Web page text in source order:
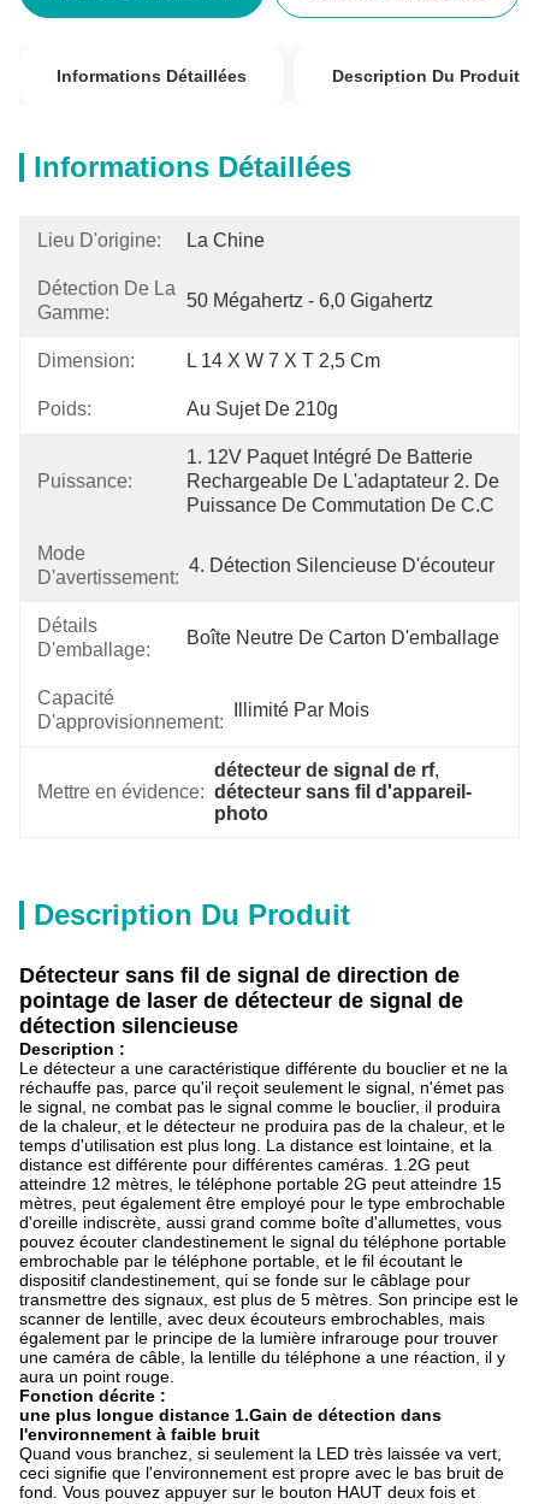
Informations Détaillées Description Du Produit
Informations Détaillées
Lieu D'origine: La Chine
Détection De La
Gamme:
50 Mégahertz - 6,0 Gigahertz
Dimension: L 14 X W 7 X T 2,5 Cm
Poids: Au Sujet De 210g
Puissance:
1. 12V Paquet Intégré De Batterie
Rechargeable De L'adaptateur 2. De
Puissance De Commutation De C.C
Mode
D'avertissement:
4. Détection Silencieuse D'écouteur
Détails
D'emballage:
Boîte Neutre De Carton D'emballage
Capacité
D'approvisionnement:
Illimité Par Mois
Mettre en évidence:
détecteur de signal de rf,
détecteur sans fil d'appareil-
photo
Description Du Produit
Détecteur sans fil de signal de direction de
pointage de laser de détecteur de signal de
détection silencieuse
Description :
Le détecteur a une caractéristique différente du bouclier et ne la
réchauffe pas, parce qu'il reçoit seulement le signal, n'émet pas
le signal, ne combat pas le signal comme le bouclier, il produira
de la chaleur, et le détecteur ne produira pas de la chaleur, et le
temps d'utilisation est plus long. La distance est lointaine, et la
distance est différente pour différentes caméras. 1.2G peut
atteindre 12 mètres, le téléphone portable 2G peut atteindre 15
mètres, peut également être employé pour le type embrochable
d'oreille indiscrète, aussi grand comme boîte d'allumettes, vous
pouvez écouter clandestinement le signal du téléphone portable
embrochable par le téléphone portable, et le fil écoutant le
dispositif clandestinement, qui se fonde sur le câblage pour
transmettre des signaux, est plus de 5 mètres. Son principe est le
scanner de lentille, avec deux écouteurs embrochables, mais
également par le principe de la lumière infrarouge pour trouver
une caméra de câble, la lentille du téléphone a une réaction, il y
aura un point rouge.
Fonction décrite :
une plus longue distance 1.Gain de détection dans
l'environnement à faible bruit
Quand vous branchez, si seulement la LED très laissée va vert,
ceci signifie que l'environnement est propre avec le bas bruit de
fond. Vous pouvez appuyer sur le bouton HAUT deux fois et